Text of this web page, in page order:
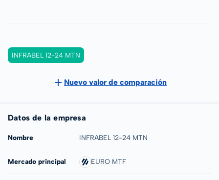
INFRABEL 12-24 MTN
Nuevo valor de comparación
Datos de la empresa
Nombre INFRABEL 12-24 MTN
Mercado principal EURO MTF